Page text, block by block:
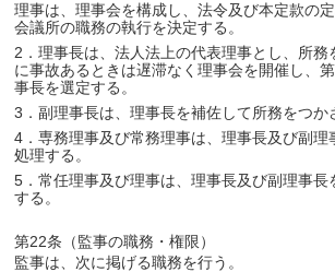
理事は、理事会を構成し、法令及び本定款の
会議所の職務の執行を決定する。
2．理事長は、法人法上の代表理事とし、所務
に事故あるときは遅滞なく理事会を開催し、
事長を選定する。
3．副理事長は、理事長を補佐して所務をつか
4．専務理事及び常務理事は、理事長及び副理
処理する。
5．常任理事及び理事は、理事長及び副理事長
する。
第22条（監事の職務・権限）
監事は、次に掲げる職務を行う。